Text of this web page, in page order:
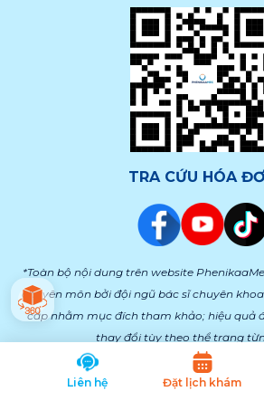
TRA CỨU HÓA
*Toàn bộ nội dung trên website
chuyên môn bởi đội ngũ bác sĩ chuyên
cấp nhằm mục đích tham khảo; hiệu quả
thay đổi tùy theo thể trạng
Bản quyền © 2024
Bệnh viện Đại học
Liên hệ Đặt lịch khám